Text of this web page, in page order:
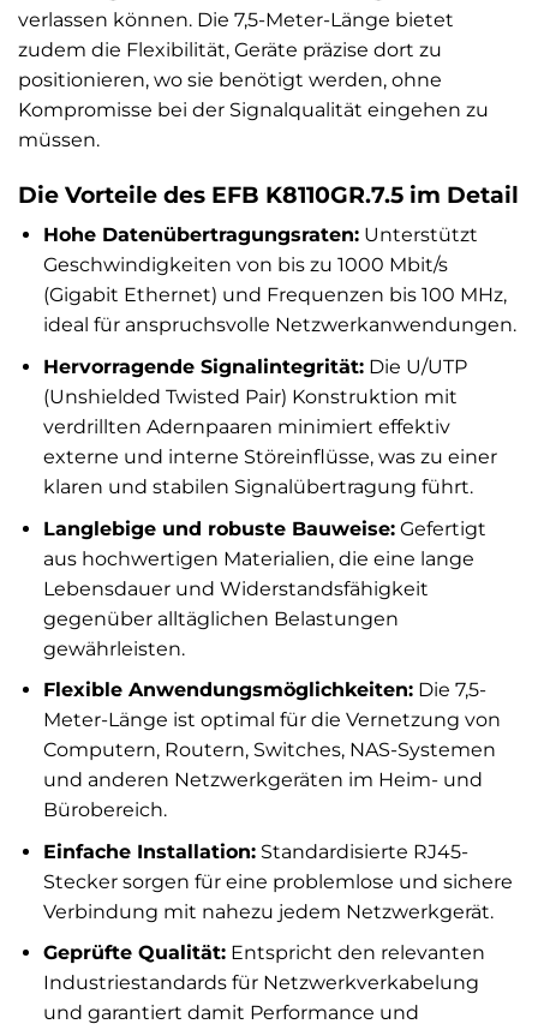
verlassen können. Die 7,5-Meter-Länge bietet
zudem die Flexibilität, Geräte präzise dort zu
positionieren, wo sie benötigt werden, ohne
Kompromisse bei der Signalqualität eingehen zu
müssen.
Die Vorteile des EFB K8110GR.7.5 im Detail
Hohe Datenübertragungsraten:Unterstützt
Geschwindigkeiten von bis zu 1000 Mbit/s
(Gigabit Ethernet) und Frequenzen bis 100 MHz,
ideal für anspruchsvolle Netzwerkanwendungen.
Hervorragende Signalintegrität:Die U/UTP
(Unshielded Twisted Pair) Konstruktion mit
verdrillten Adernpaaren minimiert effektiv
externe und interne Störeinflüsse, was zu einer
klaren und stabilen Signalübertragung führt.
Langlebige und robuste Bauweise:Gefertigt
aus hochwertigen Materialien, die eine lange
Lebensdauer und Widerstandsfähigkeit
gegenüber alltäglichen Belastungen
gewährleisten.
Flexible Anwendungsmöglichkeiten:Die 7,5-
Meter-Länge ist optimal für die Vernetzung von
Computern, Routern, Switches, NAS-Systemen
und anderen Netzwerkgeräten im Heim- und
Bürobereich.
Einfache Installation:Standardisierte RJ45-
Stecker sorgen für eine problemlose und sichere
Verbindung mit nahezu jedem Netzwerkgerät.
Geprüfte Qualität:Entspricht den relevanten
Industriestandards für Netzwerkverkabelung
und garantiert damit Performance und